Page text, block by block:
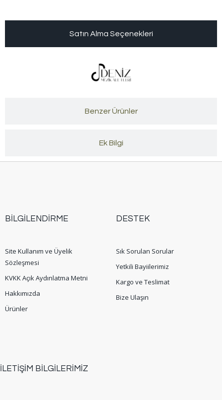
Satın Alma Seçenekleri
Benzer Ürünler
Ek Bilgi
BİLGİLENDİRME
Site Kullanım ve Üyelik
Sözleşmesi
KVKK Açık Aydınlatma Metni
Hakkımızda
Ürünler
DESTEK
Sık Sorulan Sorular
Yetkili Bayiilerimiz
Kargo ve Teslimat
Bize Ulaşın
İLETİŞİM BİLGİLERİMİZ